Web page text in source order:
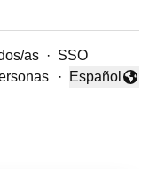
as · SSO
·
Cambiar
Español